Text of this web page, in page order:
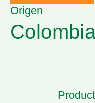
Origen